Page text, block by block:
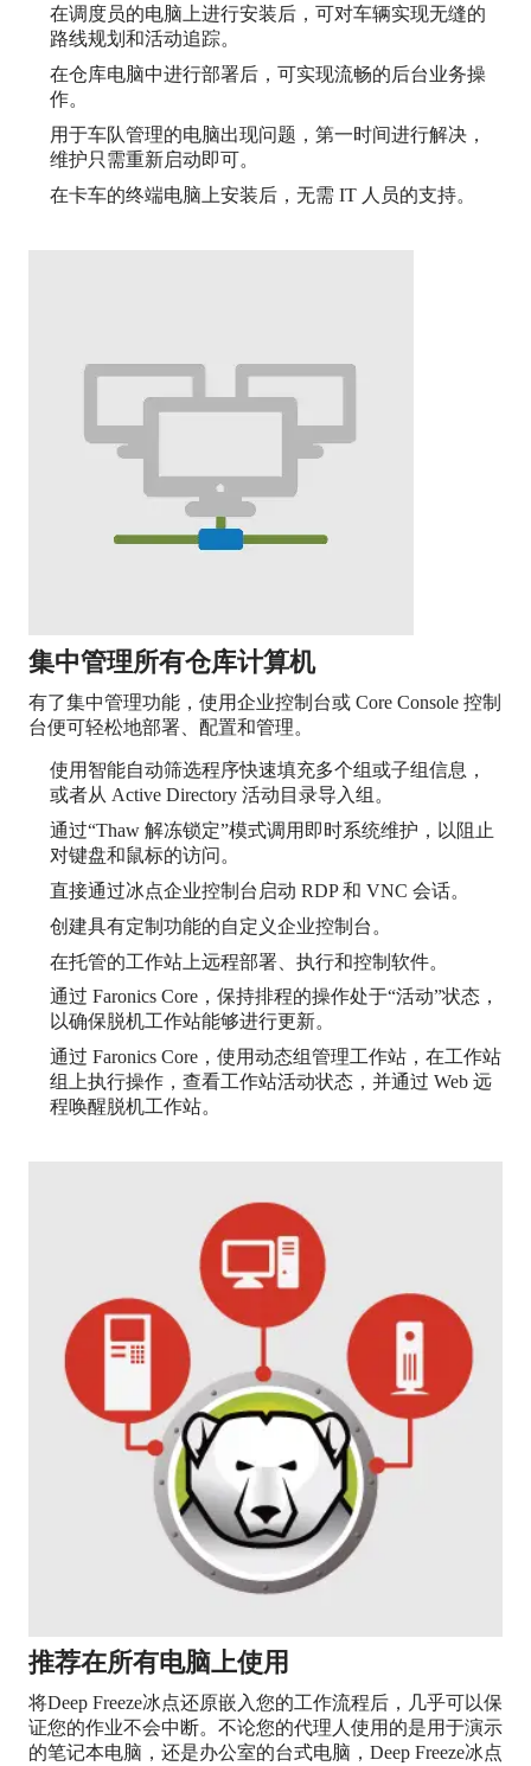
在调度员的电脑上进行安装后，可对车辆实现无缝的
路线规划和活动追踪。
在仓库电脑中进行部署后，可实现流畅的后台业务操
作。
用于车队管理的电脑出现问题，第一时间进行解决，
维护只需重新启动即可。
在卡车的终端电脑上安装后，无需 IT 人员的支持。
集中管理所有仓库计算机
有了集中管理功能，使用企业控制台或 Core Console 控制
台便可轻松地部署、配置和管理。
使用智能自动筛选程序快速填充多个组或子组信息，
或者从 Active Directory 活动目录导入组。
通过“Thaw 解冻锁定”模式调用即时系统维护，以阻止
对键盘和鼠标的访问。
直接通过冰点企业控制台启动 RDP 和 VNC 会话。
创建具有定制功能的自定义企业控制台。
在托管的工作站上远程部署、执行和控制软件。
通过 Faronics Core，保持排程的操作处于“活动”状态，
以确保脱机工作站能够进行更新。
通过 Faronics Core，使用动态组管理工作站，在工作站
组上执行操作，查看工作站活动状态，并通过 Web 远
程唤醒脱机工作站。
推荐在所有电脑上使用
将Deep Freeze冰点还原嵌入您的工作流程后，几乎可以保
证您的作业不会中断。不论您的代理人使用的是用于演示
的笔记本电脑，还是办公室的台式电脑，Deep Freeze冰点